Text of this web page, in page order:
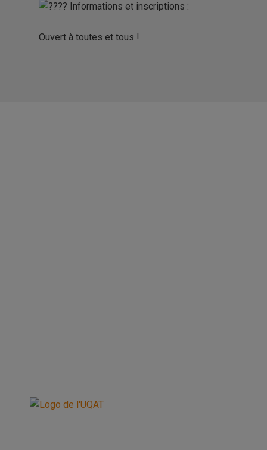
Informations et inscriptions :
Ouvert à toutes et tous !